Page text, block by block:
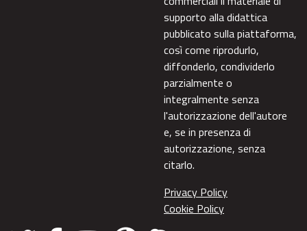
supporto alla didattica
pubblicato sulla piattaforma,
così come riprodurlo,
diffonderlo, condividerlo
parzialmente o
integralmente senza
l'autorizzazione dell'autore
e, se in presenza di
autorizzazione, senza
citarlo.
Privacy Policy
Cookie Policy